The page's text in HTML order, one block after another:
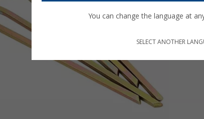
You can change the language at
SELECT ANOTHER